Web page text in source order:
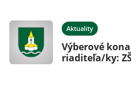
Aktuality
Výberové
riaditeľa/ky: